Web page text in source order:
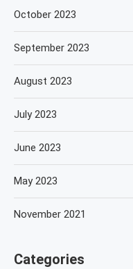
October 2023
September 2023
August 2023
July 2023
June 2023
May 2023
November 2021
Categories